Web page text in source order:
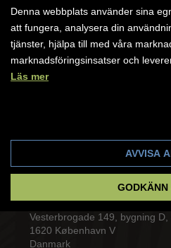
Amisol Travel
Vesterbrogade 149, bygning D,
1620 København V
Danmark
Denna webbplats använder sina
att fungera, analysera din
tjänster, hjälpa till med våra
marknadsföringsinsatser och
Läs mer
AVVISA